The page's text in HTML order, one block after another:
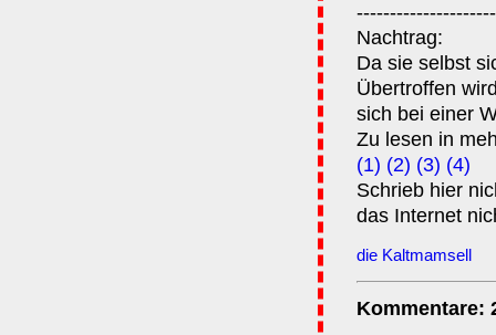
Nachtrag:
Da sie selbst
Übertroffen
sich bei einer
Zu lesen in
(1) (2) (3) (4)
Schrieb hier
das Internet
die Kaltmamsell
Kommentare: